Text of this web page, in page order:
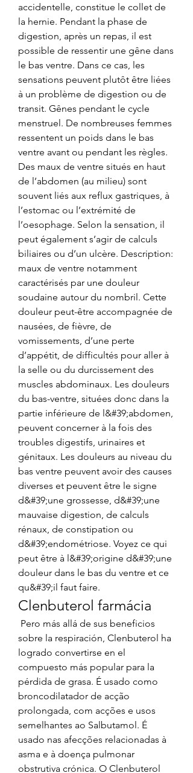
accidentelle, constitue le collet de
la hernie. Pendant la phase de
digestion, après un repas, il est
possible de ressentir une gêne dans
le bas ventre. Dans ce cas, les
sensations peuvent plutôt être liées
à un problème de digestion ou de
transit. Gênes pendant le cycle
menstruel. De nombreuses femmes
ressentent un poids dans le bas
ventre avant ou pendant les règles.
Des maux de ventre situés en haut
de l’abdomen (au milieu) sont
souvent liés aux reflux gastriques, à
l’estomac ou l’extrémité de
l’oesophage. Selon la sensation, il
peut également s’agir de calculs
biliaires ou d’un ulcère. Description:
maux de ventre notamment
caractérisés par une douleur
soudaine autour du nombril. Cette
douleur peut-être accompagnée de
nausées, de fièvre, de
vomissements, d’une perte
d’appétit, de difficultés pour aller à
la selle ou du durcissement des
muscles abdominaux. Les douleurs
du bas-ventre, situées donc dans la
partie inférieure de l&#39;abdomen,
peuvent concerner à la fois des
troubles digestifs, urinaires et
génitaux. Les douleurs au niveau du
bas ventre peuvent avoir des causes
diverses et peuvent être le signe
d&#39;une grossesse, d&#39;une
mauvaise digestion, de calculs
rénaux, de constipation ou
d&#39;endométriose. Voyez ce qui
peut être à l&#39;origine d&#39;une
douleur dans le bas du ventre et ce
qu&#39;il faut faire.
Clenbuterol farmácia
sobre la respiración, Clenbuterol ha
logrado convertirse en el
compuesto más popular para la
pérdida de grasa. É usado como
broncodilatador de acção
prolongada, com acções e usos
semelhantes ao Salbutamol. É
usado nas afecções relacionadas à
asma e à doença pulmonar
obstrutiva crónica. O Clenbuterol